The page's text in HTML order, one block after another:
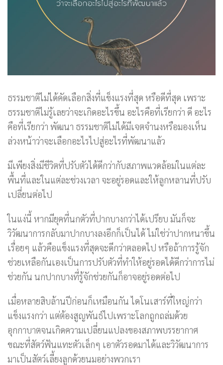
ธรรมชาติไม่ได้คัดเลือกสิ่งที่แข็งแรงที่สุด หรือดีที่สุด เพราะ
ธรรมชาติไม่รู้เลยว่าจะเกิดอะไรขึ้น อะไรคือที่เรียกว่า ดี อะไร
คือที่เรียกว่า พัฒนา ธรรมชาติไม่ได้มีเจตจำนงหรือมองเห็น
ล่วงหน้าว่าจะเลือกอะไรไปสู่อะไรที่พัฒนาแล้ว
มีเพียงสิ่งมีชีวิตที่ปรับตัวได้ดีกว่ากับสภาพแวดล้อมในแต่ละ
พื้นที่และในแต่ละช่วงเวลา จะอยู่รอดและให้ลูกหลานที่ปรับ
เปลี่ยนต่อไป
ในแง่นี้ หากมียุคที่นกตัวที่ปากบางกว่าได้เปรียบ มันก็จะ
วิวัฒนาการกลับมาปากบางลงอีกก็เป็นได้ ไม่ใช่ว่าปากหนาขึ้น
เรื่อยๆ แล้วคือแข็งแรงที่สุดจะดีกว่าตลอดไป หรือถ้าการรู้จัก
ช่วยเหลือกันเองเป็นการปรับตัวที่ทำให้อยู่รอดได้ดีกว่าการไม่
ช่วยกัน นกปากบางที่รู้จักช่วยกันก็อาจอยู่รอดต่อไป
เมื่อหลายสิบล้านปีก่อนก็เหมือนกัน ไดโนเสาร์ที่ใหญ่กว่า
แข็งแรงกว่า แต่ต้องสูญพันธ์ไปเพราะโลกถูกถล่มด้วย
อุกกาบาตจนเกิดความเปลี่ยนแปลงของสภาพบรรยากาศ
ขณะที่สัตว์ฟันแทะตัวเล็กๆ เอาตัวรอดมาได้และวิวัฒนาการ
มาเป็นสัตว์เลี้ยงลูกด้วยนมอย่างพวกเรา